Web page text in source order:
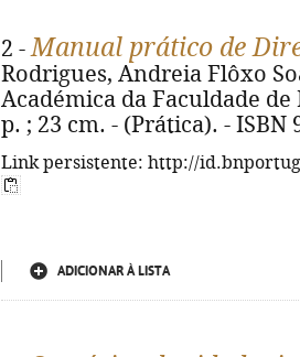
2 -Manual prático de
Rodrigues, Andreia Flôxo
Académica da Faculdade
p. ; 23 cm. - (Prática). - ISBN
Link persistente: http://
ADICIONAR À LISTA